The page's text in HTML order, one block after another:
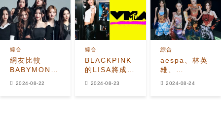
了可愛的
TikToks
網友比較
BABYMONSTER
和MEOVV與
綜合
2024-08-22
BLACKPINK
的LISA將成為
首位在VMA上
綜合
2024-08-23
aespa、林英
雄、
Seventeen 8
綜合
2024-08-24